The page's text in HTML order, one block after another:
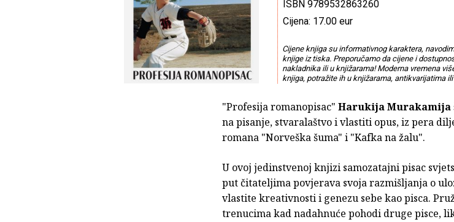
ISBN 9789532863260
Cijena: 17.00 eur
Cijene knjiga su informativnog karaktera,
knjige iz tiska. Preporučamo da cijene i
nakladnika ili u knjižarama! Moderna vremena
knjiga, potražite ih u knjižarama, antikvarijatima
"Profesija romanopisac" Harukija Murakamija
na pisanje, stvaralaštvo i vlastiti opus, iz pera
romana "Norveška šuma" i "Kafka na žalu".
U ovoj jedinstvenoj knjizi samozatajni pisac
put čitateljima povjerava svoja razmišljanja o
vlastite kreativnosti i genezu sebe kao pisca.
trenucima kad nadahnuće pohodi druge pisce,